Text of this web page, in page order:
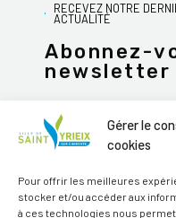
Gérer le
cookies
Pour offrir les meilleures
stocker et/ou accéder aux
à ces technologies nous
RECEVEZ NOTRE
ACTUALITÉ
Abonnez-
newsletter
Alternative: